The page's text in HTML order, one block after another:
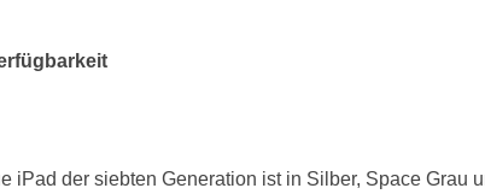
iPad der siebten Generation ist in Silber, Space Grau